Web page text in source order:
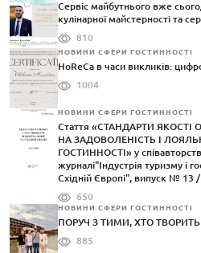
Сервіс майбутнього вже
кулінарної майстерності та
810
НОВИНИ СФЕРИ ГОСТИННОСТІ
HoReCa в часи викликів:
1004
НОВИНИ СФЕРИ ГОСТИННОСТІ
Стаття «СТАНДАРТИ ЯКОСТІ
НА ЗАДОВОЛЕНІСТЬ І
ГОСТИННОСТІ» у
журналі"Індустрія туризму і
Східній Європі", випуск № 13 /
650
НОВИНИ СФЕРИ ГОСТИННОСТІ
ПОРУЧ З ТИМИ, ХТО
885